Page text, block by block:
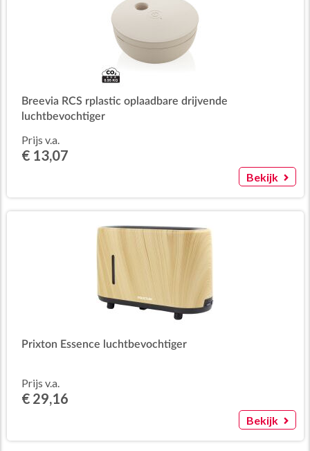
Breevia RCS rplastic oplaadbare drijvende
luchtbevochtiger
Prijs v.a.
€ 13,07
Bekijk
Prixton Essence luchtbevochtiger
Prijs v.a.
€ 29,16
Bekijk